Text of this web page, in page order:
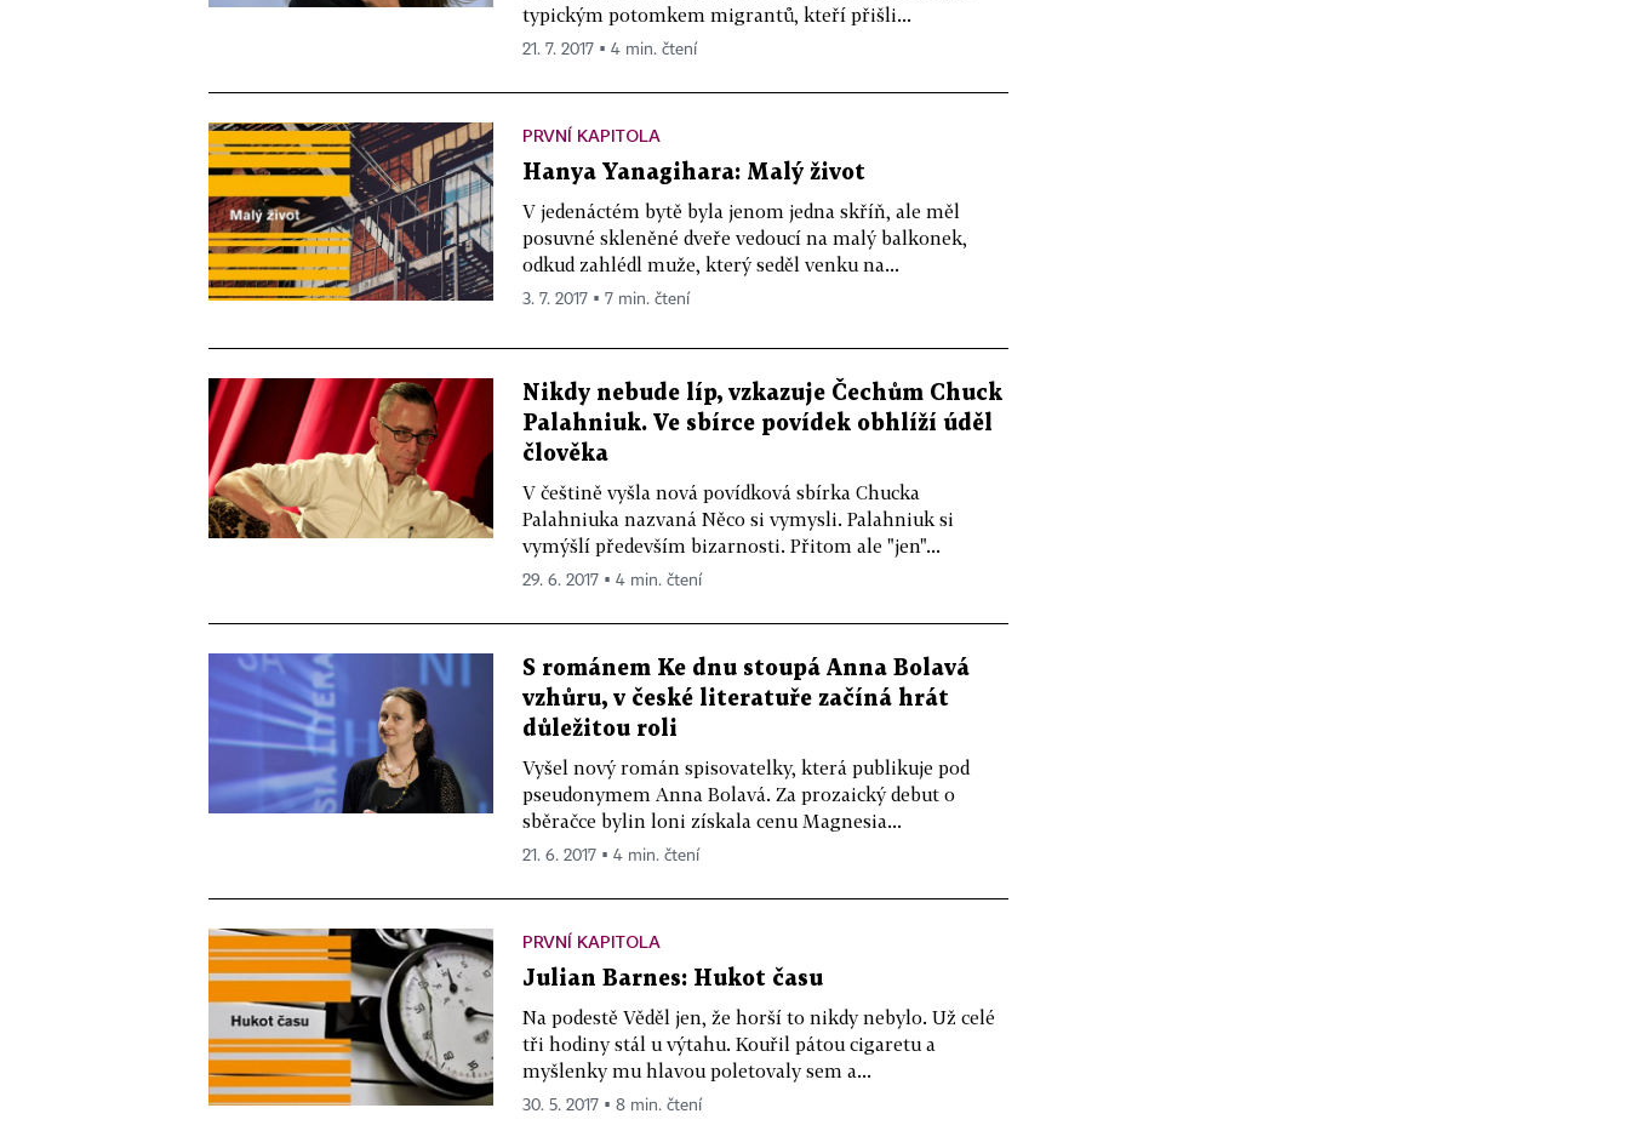
typickým potomkem migrantů, kteří přišli...
21. 7. 2017 ▪ 4 min. čtení
PRVNÍ KAPITOLA
Hanya Yanagihara: Malý život
V jedenáctém bytě byla jenom jedna skříň, ale měl
posuvné skleněné dveře vedoucí na malý balkonek,
odkud zahlédl muže, který seděl venku na...
3. 7. 2017 ▪ 7 min. čtení
Nikdy nebude líp, vzkazuje Čechům Chuck
Palahniuk. Ve sbírce povídek obhlíží úděl
člověka
V češtině vyšla nová povídková sbírka Chucka
Palahniuka nazvaná Něco si vymysli. Palahniuk si
vymýšlí především bizarnosti. Přitom ale "jen"...
29. 6. 2017 ▪ 4 min. čtení
S románem Ke dnu stoupá Anna Bolavá
vzhůru, v české literatuře začíná hrát
důležitou roli
Vyšel nový román spisovatelky, která publikuje pod
pseudonymem Anna Bolavá. Za prozaický debut o
sběračce bylin loni získala cenu Magnesia...
21. 6. 2017 ▪ 4 min. čtení
PRVNÍ KAPITOLA
Julian Barnes: Hukot času
Na podestě Věděl jen, že horší to nikdy nebylo. Už celé
tři hodiny stál u výtahu. Kouřil pátou cigaretu a
myšlenky mu hlavou poletovaly sem a...
30. 5. 2017 ▪ 8 min. čtení